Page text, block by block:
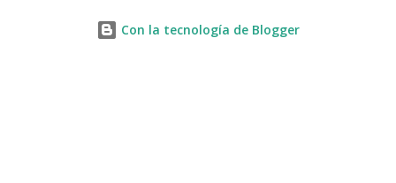
Con la tecnología de Blogger